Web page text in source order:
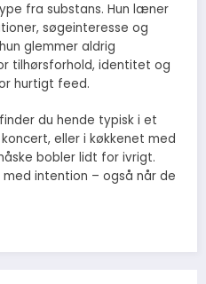
fra substans. Hun læner
søgeinteresse og
glemmer aldrig
tilhørsforhold, identitet og
hurtigt feed.
du hende typisk i et
eller i køkkenet med
bobler lidt for ivrigt.
intention – også når de